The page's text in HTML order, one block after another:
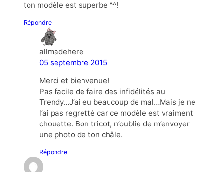
ton modèle est superbe ^^!
Répondre
allmadehere
05 septembre 2015
Merci et bienvenue!
Pas facile de faire des infidélités au
Trendy…J’ai eu beaucoup de mal…Mais je ne
l’ai pas regretté car ce modèle est vraiment
chouette. Bon tricot, n’oublie de m’envoyer
une photo de ton châle.
Répondre